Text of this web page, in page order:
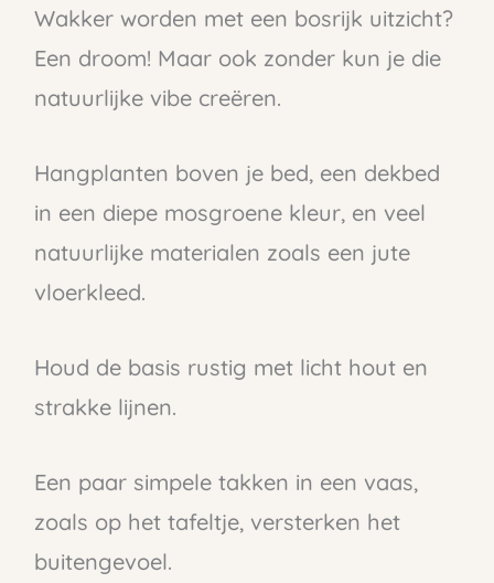
Wakker worden met een bosrijk uitzicht?
Een droom! Maar ook zonder kun je die
natuurlijke vibe creëren.
Hangplanten boven je bed, een dekbed
in een diepe mosgroene kleur, en veel
natuurlijke materialen zoals een jute
vloerkleed.
Houd de basis rustig met licht hout en
strakke lijnen.
Een paar simpele takken in een vaas,
zoals op het tafeltje, versterken het
buitengevoel.